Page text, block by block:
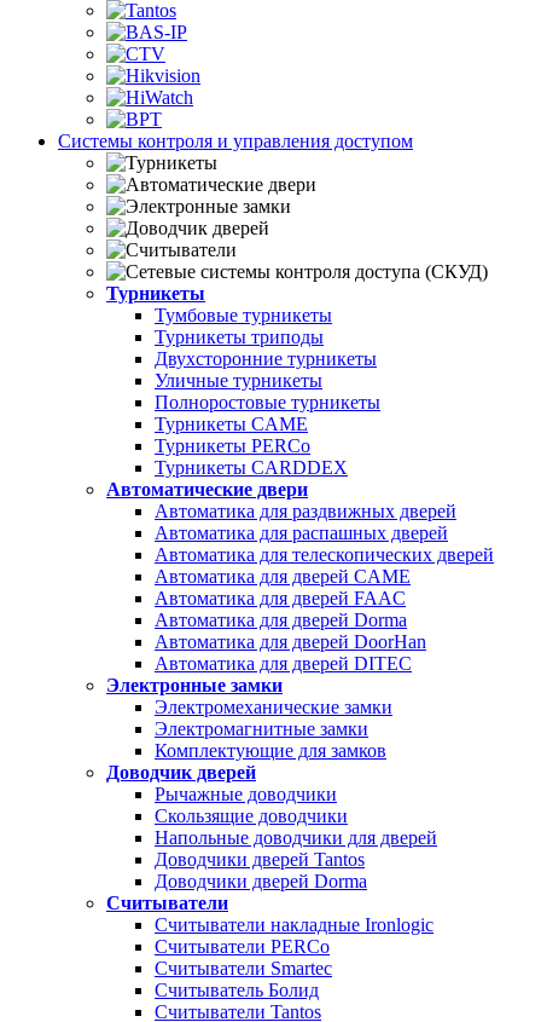
Системы контроля и управления доступом
Турникеты
Тумбовые турникеты
Турникеты триподы
Двухсторонние турникеты
Уличные турникеты
Полноростовые турникеты
Турникеты CAME
Турникеты PERCo
Турникеты CARDDEX
Автоматические двери
Автоматика для раздвижных дверей
Автоматика для распашных дверей
Автоматика для телескопических дверей
Автоматика для дверей CAME
Автоматика для дверей FAAC
Автоматика для дверей Dorma
Автоматика для дверей DoorHan
Автоматика для дверей DITEC
Электронные замки
Электромеханические замки
Электромагнитные замки
Комплектующие для замков
Доводчик дверей
Рычажные доводчики
Скользящие доводчики
Напольные доводчики для дверей
Доводчики дверей Tantos
Доводчики дверей Dorma
Считыватели
Считыватели накладные Ironlogic
Считыватели PERCo
Считыватели Smartec
Считыватель Болид
Считыватели Tantos